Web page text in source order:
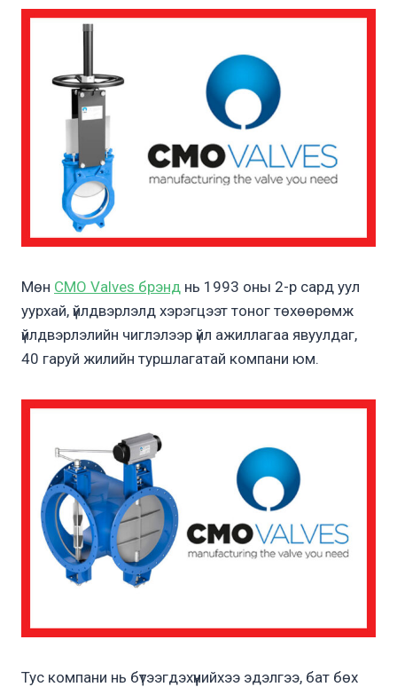
Мөн CMO Valves брэнд нь 1993 оны 2-р сард уул
уурхай, үйлдвэрлэлд хэрэгцээт тоног төхөөрөмж
үйлдвэрлэлийн чиглэлээр үйл ажиллагаа явуулдаг,
40 гаруй жилийн туршлагатай компани юм.
Тус компани нь бүтээгдэхүүнийхээ эдэлгээ, бат бөх